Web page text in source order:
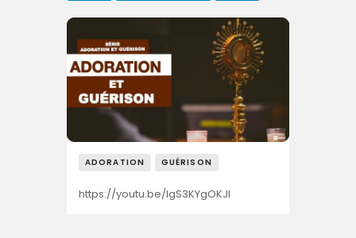
ADORATION GUÉRISON
https://youtu.be/IgS3KYgOKJI